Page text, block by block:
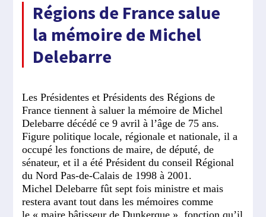
Régions de France salue
la mémoire de Michel
Delebarre
Les Présidentes et Présidents des Régions de
France tiennent à saluer la mémoire de Michel
Delebarre décédé ce 9 avril à l’âge de 75 ans.
Figure politique locale, régionale et nationale, il a
occupé les fonctions de maire, de député, de
sénateur, et il a été Président du conseil Régional
du Nord Pas-de-Calais de 1998 à 2001.
Michel Delebarre fût sept fois ministre et mais
restera avant tout dans les mémoires comme
le « maire bâtisseur de Dunkerque », fonction qu’il